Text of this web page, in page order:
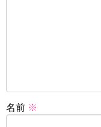
名前 ※